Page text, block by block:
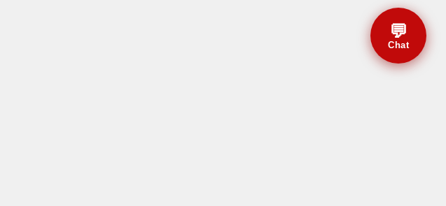
💬
Chat